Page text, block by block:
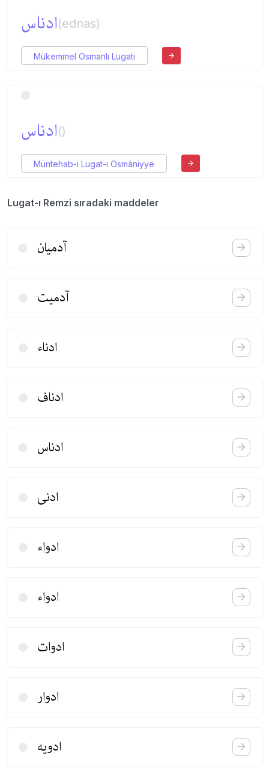
ادناس(ednas)
Mükemmel Osmanlı Lugatı
ادناس()
Müntehab-ı Lugat-ı Osmâniyye
Lugat-ı Remzi sıradaki maddeler
آدمیان
آدمیت
ادناء
ادناف
ادناس
ادنی
ادواء
ادواء
ادوات
ادوار
ادویه